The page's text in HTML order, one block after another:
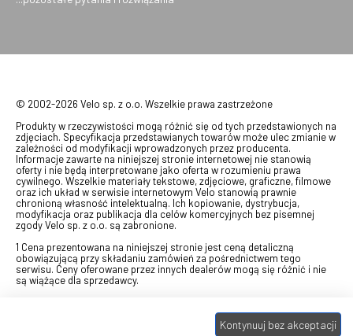
© 2002-2026 Velo sp. z o.o. Wszelkie prawa zastrzeżone
Produkty w rzeczywistości mogą różnić się od tych przedstawionych na
zdjęciach. Specyfikacja przedstawianych towarów może ulec zmianie w
zależności od modyfikacji wprowadzonych przez producenta.
Informacje zawarte na niniejszej stronie internetowej nie stanowią
oferty i nie będą interpretowane jako oferta w rozumieniu prawa
cywilnego. Wszelkie materiały tekstowe, zdjęciowe, graficzne, filmowe
oraz ich układ w serwisie internetowym Velo stanowią prawnie
chronioną własność intelektualną. Ich kopiowanie, dystrybucja,
modyfikacja oraz publikacja dla celów komercyjnych bez pisemnej
zgody Velo sp. z o.o. są zabronione.
1 Cena prezentowana na niniejszej stronie jest ceną detaliczną
obowiązującą przy składaniu zamówień za pośrednictwem tego
serwisu. Ceny oferowane przez innych dealerów mogą się różnić i nie
są wiążące dla sprzedawcy.
swój bon" na towary z oferty VELO, aktualnie dostępnej na stronie
, w ramach sprzedaży premiowej. Dowiedz się jak
Kontynuuj bez akceptacji